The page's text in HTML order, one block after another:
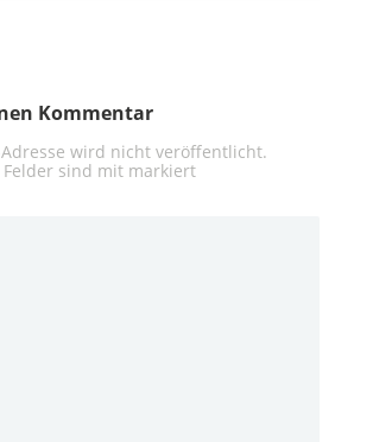
Kommentar
wird nicht veröffentlicht.
sind mit markiert